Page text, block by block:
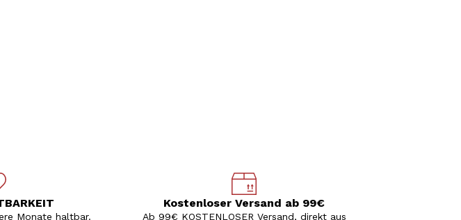
Monate haltbar.
Kostenloser Versand ab 99€
Ab 99€ KOSTENLOSER Versand, direkt aus